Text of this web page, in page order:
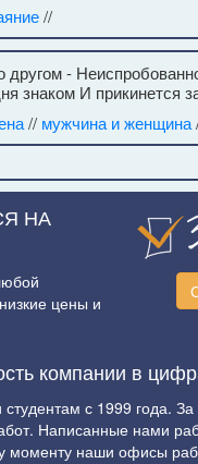
//
другом -
знаком И прикинется
// мужчина и женщина
НА
цены и
компании в
с 1999 года.
Написанные нами
наши офисы